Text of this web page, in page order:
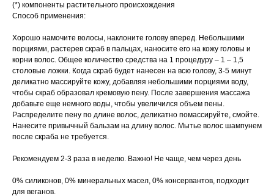
(*) компоненты растительного происхождения
Способ применения:
Хорошо намочите волосы, наклоните голову вперед. Небольшими
порциями, растерев скраб в пальцах, наносите его на кожу головы и
корни волос. Общее количество средства на 1 процедуру – 1 – 1,5
столовые ложки. Когда скраб будет нанесен на всю голову, 3-5 минут
деликатно массируйте кожу, добавляя небольшими порциями воду,
чтобы скраб образовал кремовую пену. После завершения массажа
добавьте еще немного воды, чтобы увеличился объем пены.
Распределите пену по длине волос, деликатно помассируйте, смойте.
Нанесите привычный бальзам на длину волос. Мытье волос шампунем
после скраба не требуется.
Рекомендуем 2-3 раза в неделю. Важно! Не чаще, чем через день
0% силиконов, 0% минеральных масел, 0% консервантов, подходит
для веганов.